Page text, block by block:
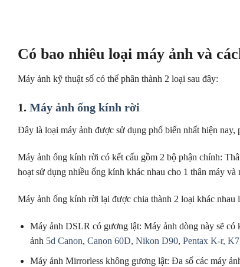
Có bao nhiêu loại máy ảnh và
Máy ảnh kỹ thuật số có thể phân thành 2 loại sau đây:
1. Máy ảnh ống kính rời
Đây là loại máy ảnh được sử dụng phổ biến nhất hiện
Máy ảnh ống kính rời có kết cấu gồm 2 bộ phận chính:
hoạt sử dụng nhiều ống kính khác nhau cho 1 thân máy và
Máy ảnh ống kính rời lại được chia thành 2 loại khác nhau
Máy ảnh DSLR có gương lật: Máy ảnh dòng này sẽ
ảnh 5d Canon, Canon 60D, Nikon D90, Pentax K-r,
Máy ảnh Mirrorless không gương lật: Đa số các máy